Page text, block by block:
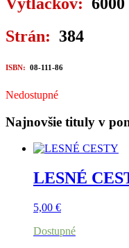
Strán: 384
ISBN: 08-111-86
Nedostupné
Najnovšie tituly v
LESNÉ
5,00 €
Dostupné